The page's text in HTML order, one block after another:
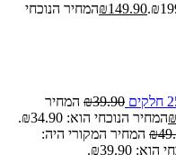
₪149.90
המחיר הנוכחי
₪39.90
המחיר
₪המחיר הנוכחי הוא: ₪34.90.
₪ המחיר המקורי היה:
₪39.90.